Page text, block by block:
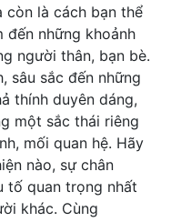
còn là cách bạn thể
đến những khoảnh
người thân, bạn bè.
sâu sắc đến những
thính duyên dáng,
một sắc thái riêng
mối quan hệ. Hãy
nào, sự chân
tố quan trọng nhất
khác. Cùng